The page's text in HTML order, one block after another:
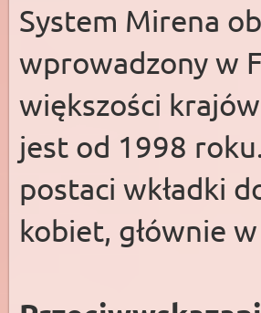
System Mirena
wprowadzony w
większości
jest od 1998
postaci wkładki
kobiet, głównie